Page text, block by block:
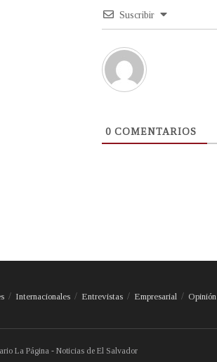
Suscribir
0 COMENTARIOS
Internacionales Entrevistas Empresarial Opinión
La Página - Noticias de El Salvador